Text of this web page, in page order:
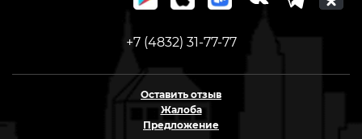
+7 (4832) 31-77-77
Оставить отзыв
Жалоба
Предложение